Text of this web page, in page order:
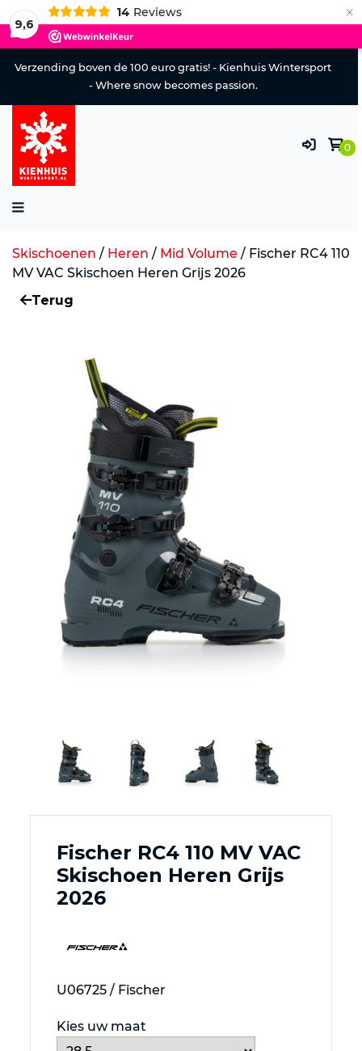
9,6
14 Reviews ×
Verzending boven de 100 euro gratis! - Kienhuis Wintersport
- Where snow becomes passion.
0
Skischoenen / Heren / Mid Volume / Fischer RC4 110
MV VAC Skischoen Heren Grijs 2026
Terug
Fischer RC4 110 MV VAC
Skischoen Heren Grijs
2026
U06725 / Fischer
Kies uw maat